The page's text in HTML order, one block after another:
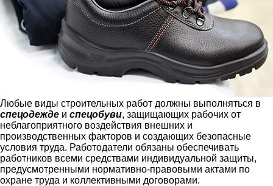
Любые виды строительных работ должны выполняться в
спецодежде и спецобуви, защищающих рабочих от
неблагоприятного воздействия внешних и
производственных факторов и создающих безопасные
условия труда. Работодатели обязаны обеспечивать
работников всеми средствами индивидуальной защиты,
предусмотренными нормативно-правовыми актами по
охране труда и коллективными договорами.